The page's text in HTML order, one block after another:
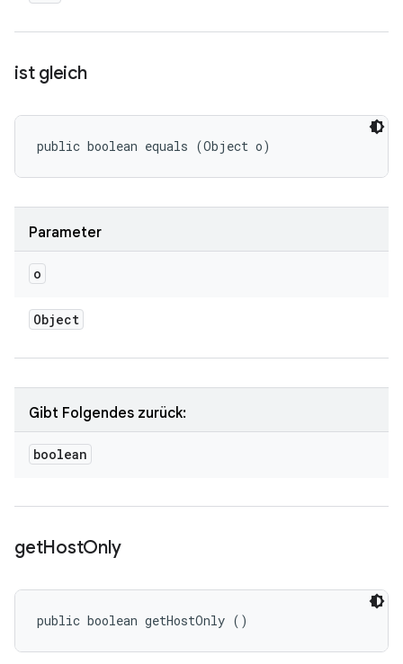
ist gleich
public boolean equals (Object o)
Parameter
o
Object
Gibt Folgendes zurück:
boolean
getHostOnly
public boolean getHostOnly ()